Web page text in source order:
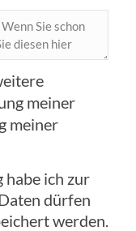
meiner
meiner
ich zur
dürfen
werden.